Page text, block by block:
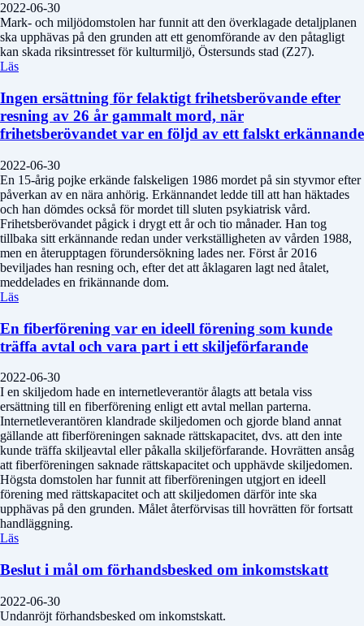
2022-06-30
Mark- och miljödomstolen har funnit att den överklagade detaljplanen
ska upphävas på den grunden att ett genomförande av den påtagligt
kan skada riksintresset för kulturmiljö, Östersunds stad (Z27).
Läs
Ingen ersättning för felaktigt frihetsberövande efter
resning av 26 år gammalt mord, när
frihetsberövandet var en följd av ett falskt erkännande
2022-06-30
En 15-årig pojke erkände falskeligen 1986 mordet på sin styvmor efter
påverkan av en nära anhörig. Erkännandet ledde till att han häktades
och han dömdes också för mordet till sluten psykiatrisk vård.
Frihetsberövandet pågick i drygt ett år och tio månader. Han tog
tillbaka sitt erkännande redan under verkställigheten av vården 1988,
men en återupptagen förundersökning lades ner. Först år 2016
beviljades han resning och, efter det att åklagaren lagt ned åtalet,
meddelades en frikännande dom.
Läs
En fiberförening var en ideell förening som kunde
träffa avtal och vara part i ett skiljeförfarande
2022-06-30
I en skiljedom hade en internetleverantör ålagts att betala viss
ersättning till en fiberförening enligt ett avtal mellan parterna.
Internetleverantören klandrade skiljedomen och gjorde bland annat
gällande att fiberföreningen saknade rättskapacitet, dvs. att den inte
kunde träffa skiljeavtal eller påkalla skiljeförfarande. Hovrätten ansåg
att fiberföreningen saknade rättskapacitet och upphävde skiljedomen.
Högsta domstolen har funnit att fiberföreningen utgjort en ideell
förening med rättskapacitet och att skiljedomen därför inte ska
upphävas på den grunden. Målet återförvisas till hovrätten för fortsatt
handläggning.
Läs
Beslut i mål om förhandsbesked om inkomstskatt
2022-06-30
Undanröjt förhandsbesked om inkomstskatt.